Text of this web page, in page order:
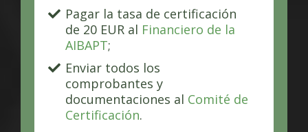
Pagar la tasa de certificación
de 20 EUR al Financiero de la
AIBAPT;
Enviar todos los
comprobantes y
documentaciones al Comité de
Certificación.